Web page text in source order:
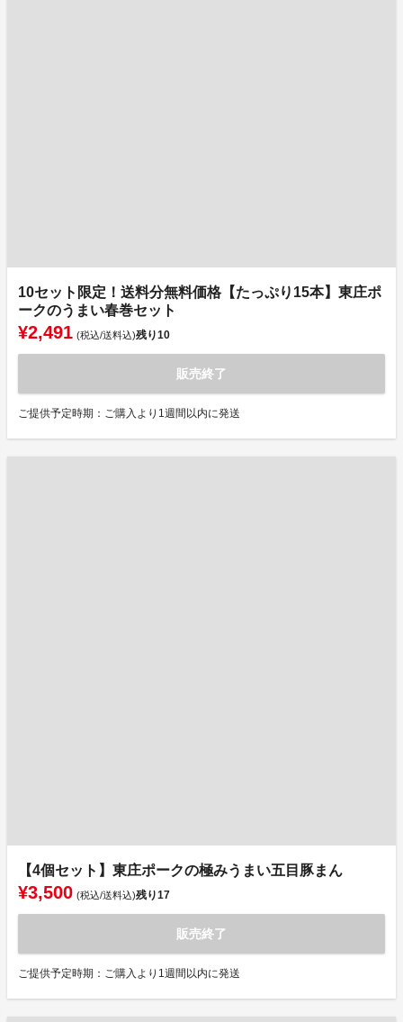
10セット限定！送料分無料価格【たっぷり15本】東庄ポ
ークのうまい春巻セット
¥2,491 (税込/送料込)残り10
販売終了
ご提供予定時期：ご購入より1週間以内に発送
【4個セット】東庄ポークの極みうまい五目豚まん
¥3,500 (税込/送料込)残り17
販売終了
ご提供予定時期：ご購入より1週間以内に発送